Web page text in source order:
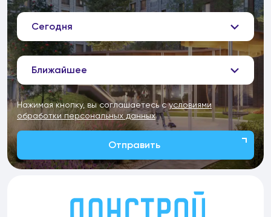
Сегодня
Ближайшее
Нажимая кнопку, вы соглашаетесь сусловиями
обработки персональных данных
Отправить